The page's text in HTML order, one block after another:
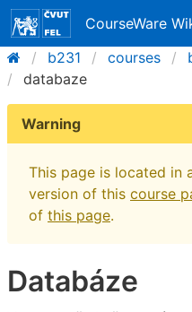
CourseWare
b231
courses
databaze
Warning
This page is located in
version of this course
of this page.
Databáze